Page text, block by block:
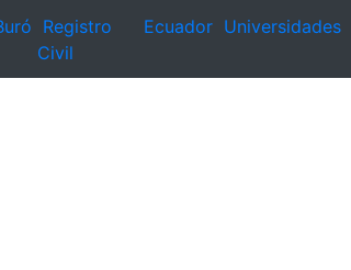
Registro
Civil
Ecuador Universidades